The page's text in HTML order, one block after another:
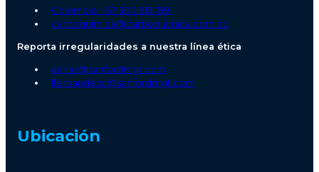
Colombia: +57 300 913 3191
carboquimica@carboquimica.com.co
Reporta irregularidades a nuestra línea ética
aarias@sanfordmgt.com
lfernandezc@sanfordmgt.com
Ubicación